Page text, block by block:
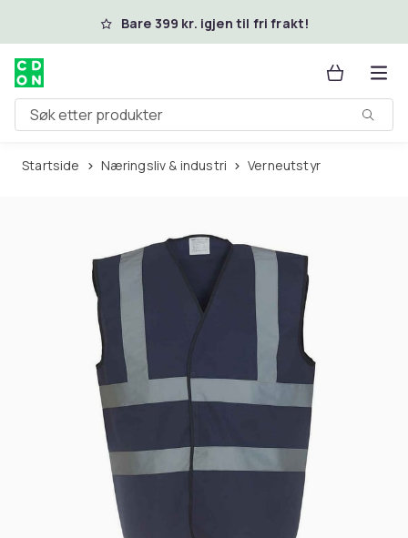
Hopp til hovedinnholdBare 399 kr. igjen til fri frakt!
Søk etter produkter
Startside Næringsliv & industri Verneutstyr